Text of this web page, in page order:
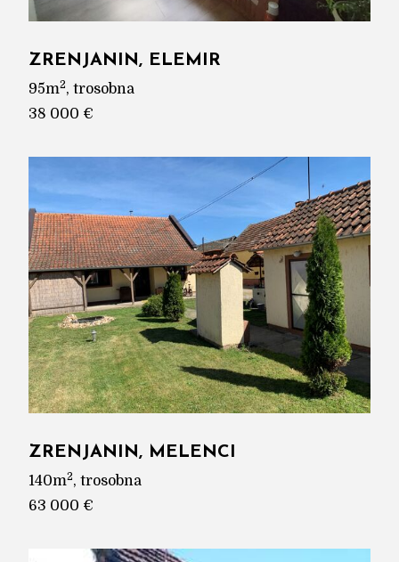
ZRENJANIN, ELEMIR
95m2, trosobna
38 000 €
ZRENJANIN, MELENCI
140m2, trosobna
63 000 €